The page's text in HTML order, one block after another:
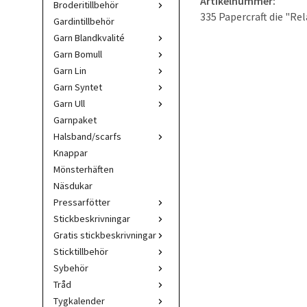
Broderitillbehör
Gardintillbehör
Garn Blandkvalité
Garn Bomull
Garn Lin
Garn Syntet
Garn Ull
Garnpaket
Halsband/scarfs
Knappar
Mönsterhäften
Näsdukar
Pressarfötter
Stickbeskrivningar
Gratis stickbeskrivningar
Sticktillbehör
Sybehör
Tråd
Tygkalender
335 Papercraft die